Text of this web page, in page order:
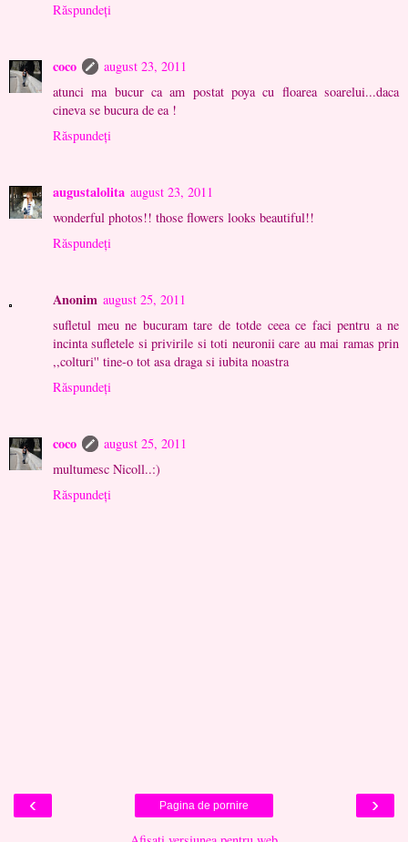
Răspundeți
coco
august 23, 2011
atunci ma bucur ca am postat poya cu floarea soarelui...daca
cineva se bucura de ea !
Răspundeți
augustalolita august 23, 2011
wonderful photos!! those flowers looks beautiful!!
Răspundeți
Anonim august 25, 2011
sufletul meu ne bucuram tare de totde ceea ce faci pentru a ne
incinta sufletele si privirile si toti neuronii care au mai ramas prin
,,colturi'' tine-o tot asa draga si iubita noastra
Răspundeți
coco
august 25, 2011
multumesc Nicoll..:)
Răspundeți
‹ ›
Pagina de pornire